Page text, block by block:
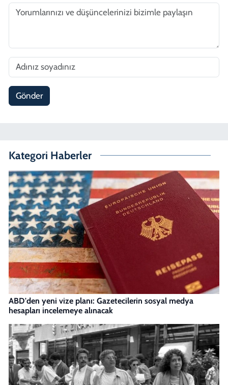
Gönder
Kategori Haberler
ABD'den yeni vize planı: Gazetecilerin sosyal medya
hesapları incelemeye alınacak